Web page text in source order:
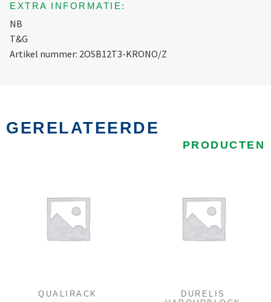
EXTRA INFORMATIE:
NB
T&G
Artikel nummer: 2OSB12T3-KRONO/Z
GERELATEERDE
PRODUCTEN
QUALIRACK
DURELIS